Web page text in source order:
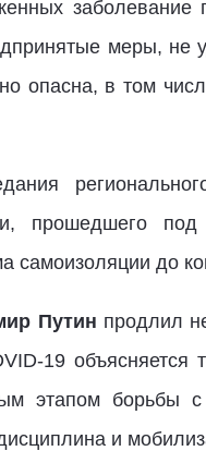
заболевание
меры, не
опасна, в том
прошедшего
самоизоляции до
Путин продлил
19
этапом борьбы с
и